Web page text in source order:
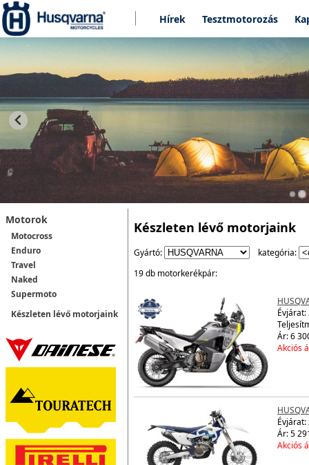
Hírek Tesztmotorozás
Motorok
Motocross
Enduro
Travel
Naked
Supermoto
Készleten lévő motorjaink
Készleten lévő motorjaink
Gyártó:
kategória:
19 db motorkerékpár:
Évjárat:
Ár: 6
Akciós
Évjárat:
Ár: 5
Akciós